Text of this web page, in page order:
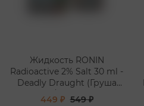
Жидкость RONIN
Radioactive 2% Salt 30 ml -
Deadly Draught (Груша
брусника/Pear Cranberry)
449 ₽ 549 ₽